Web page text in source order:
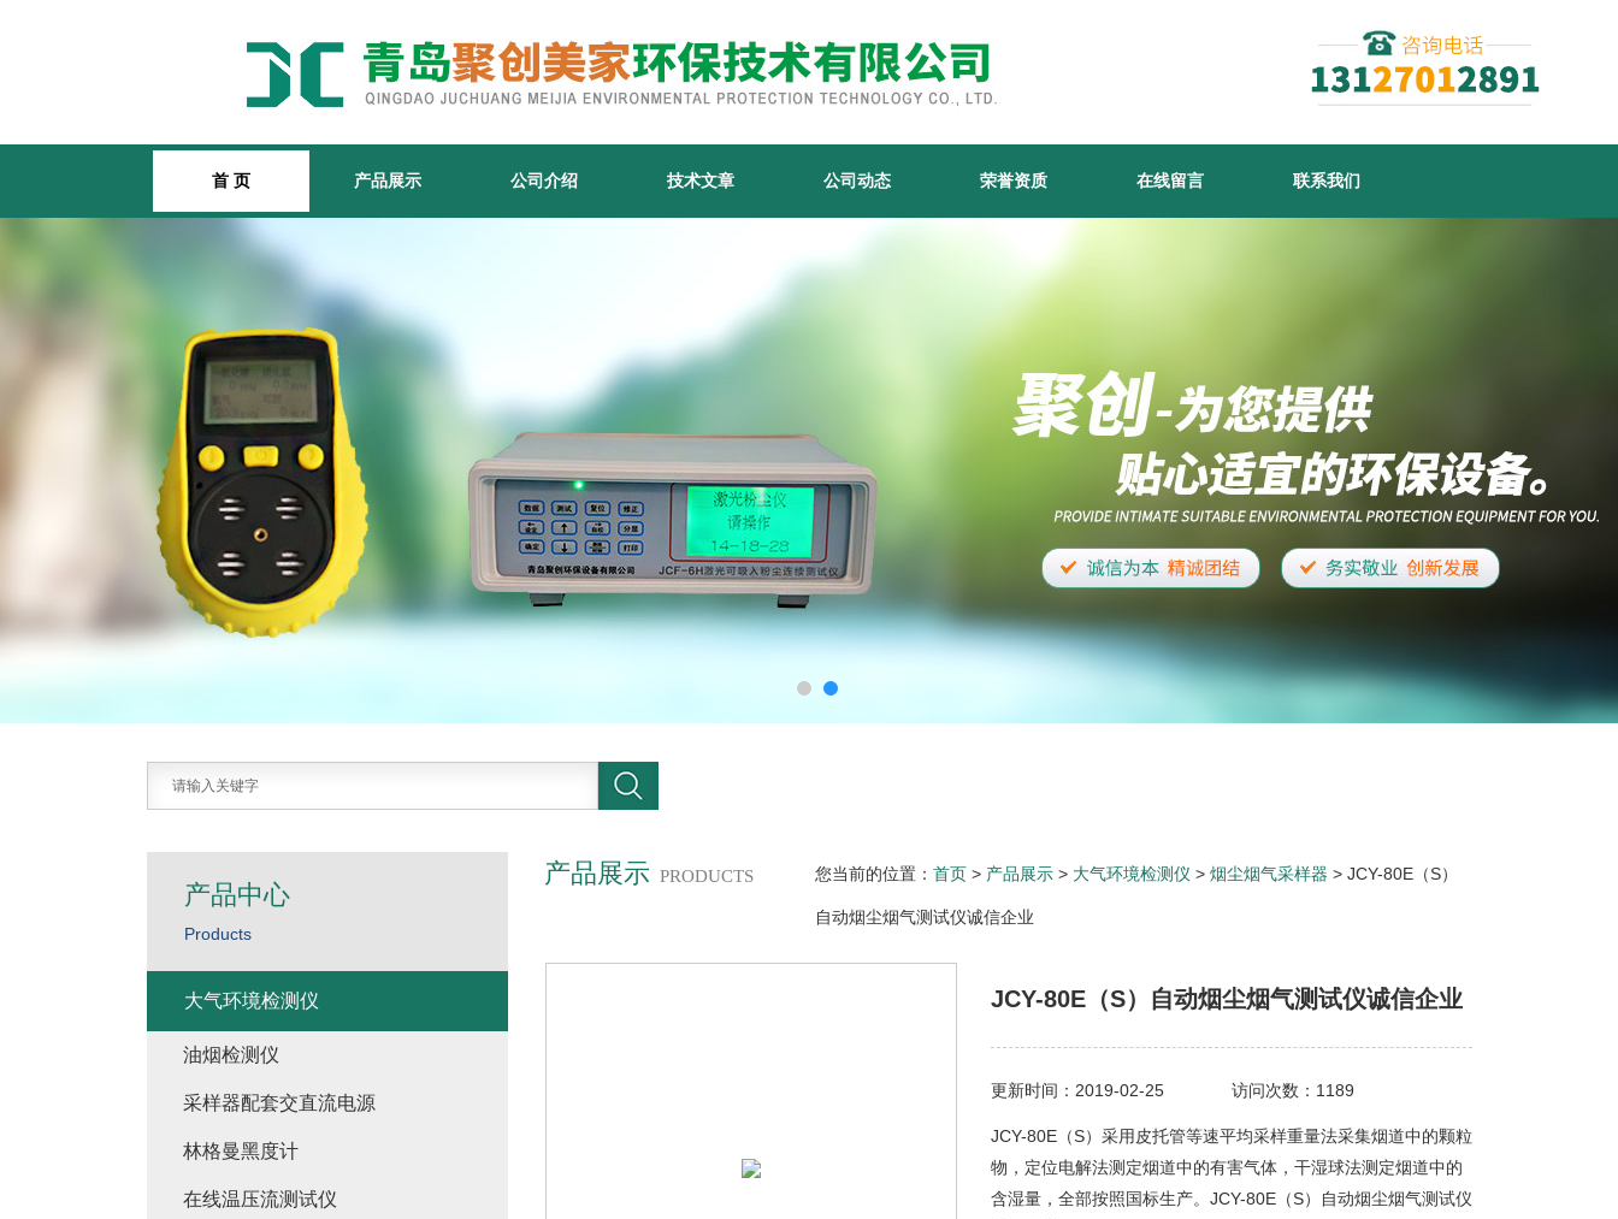
首 页 产品展示 公司介绍 技术文章 公司动态 荣誉资质 在线留言 联系我们
产品展示 PRODUCTS 您当前的位置： 首页 > 产品展示 > 大气环境检测仪 > 烟尘烟气采样器 > JCY-80E（S）
自动烟尘烟气测试仪诚信企业
JCY-80E（S）自动烟尘烟气测试仪诚信企业
更新时间：2019-02-25 访问次数：1189
JCY-80E（S）采用皮托管等速平均采样重量法采集烟道中的颗粒
物，定位电解法测定烟道中的有害气体，干湿球法测定烟道中的
含湿量，全部按照国标生产。JCY-80E（S）自动烟尘烟气测试仪
产品中心
Products
大气环境检测仪
油烟检测仪
采样器配套交直流电源
林格曼黑度计
在线温压流测试仪